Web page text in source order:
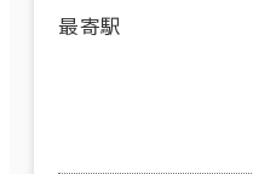
最寄駅